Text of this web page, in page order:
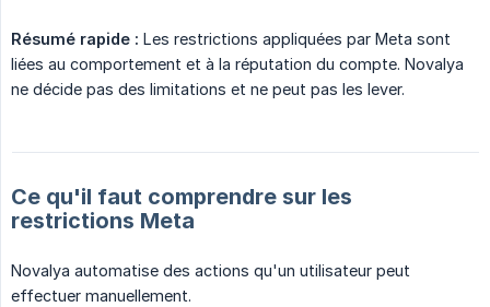
Résumé rapide : Les restrictions appliquées par Meta sont
liées au comportement et à la réputation du compte. Novalya
ne décide pas des limitations et ne peut pas les lever.
Ce qu'il faut comprendre sur les
restrictions Meta
Novalya automatise des actions qu'un utilisateur peut
effectuer manuellement.